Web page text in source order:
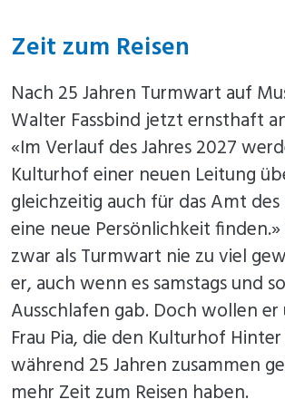
Zeit zum Reisen
Nach 25 Jahren Turmwart auf
Walter Fassbind jetzt ernsthaft
«Im Verlauf des Jahres 2027
Kulturhof einer neuen Leitung
gleichzeitig auch für das Amt
eine neue Persönlichkeit finden.»
zwar als Turmwart nie zu viel
er, auch wenn es samstags und
Ausschlafen gab. Doch wollen er
Frau Pia, die den Kulturhof
während 25 Jahren zusammen
mehr Zeit zum Reisen haben.